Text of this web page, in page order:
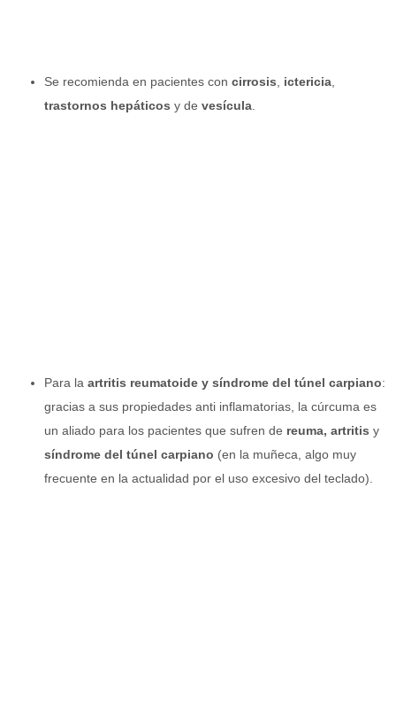
Se recomienda en pacientes con cirrosis ictericia
trastornos hepáticos y de vesícula
Para la artritis reumatoide y síndrome del túnel carpiano:
gracias a sus propiedades anti inflamatorias, la cúrcuma es
un aliado para los pacientes que sufren de reuma, artritis y
síndrome del túnel carpiano (en la muñeca, algo muy
frecuente en la actualidad por el uso excesivo del teclado).